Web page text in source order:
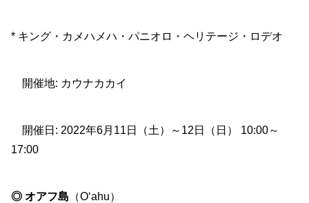
* キング・カメハメハ・パニオロ・ヘリテージ・ロデオ
開催地: カウナカカイ
開催日: 2022年6月11日（土）～12日（日） 10:00～
17:00
◎ オアフ島 （O‘ahu）